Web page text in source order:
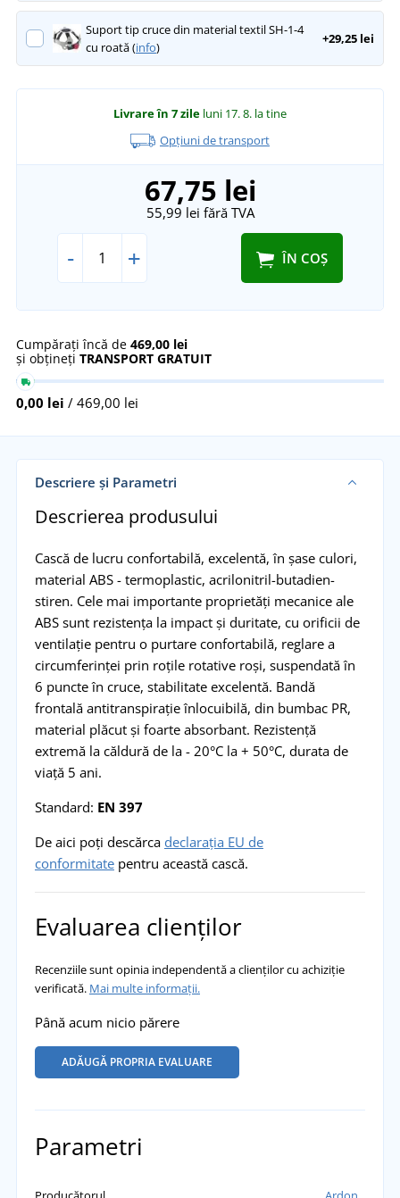
Suport tip cruce din material textil SH-1-4
cu roată (info)
+29,25 lei
Livrare în 7 zile luni 17. 8. la tine
Opțiuni de transport
67,75 lei
55,99 lei fără TVA
- + ÎN COȘ
Cumpărați încă de 469,00 lei
și obțineți TRANSPORT GRATUIT
0,00 lei / 469,00 lei
Descriere și Parametri
Descrierea produsului
Cască de lucru confortabilă, excelentă, în șase culori,
material ABS - termoplastic, acrilonitril-butadien-
stiren. Cele mai importante proprietăți mecanice ale
ABS sunt rezistența la impact și duritate, cu orificii de
ventilație pentru o purtare confortabilă, reglare a
circumferinței prin roțile rotative roși, suspendată în
6 puncte în cruce, stabilitate excelentă. Bandă
frontală antitranspirație înlocuibilă, din bumbac PR,
material plăcut și foarte absorbant. Rezistență
extremă la căldură de la - 20°C la + 50°C, durata de
viață 5 ani.
Standard: EN 397
De aici poți descărca declarația EU de
conformitatepentru această cască.
Evaluarea clienților
Recenziile sunt opinia independentă a clienților cu achiziție
verificată. Mai multe informații.
Până acum nicio părere
ADĂUGĂ PROPRIA EVALUARE
Parametri